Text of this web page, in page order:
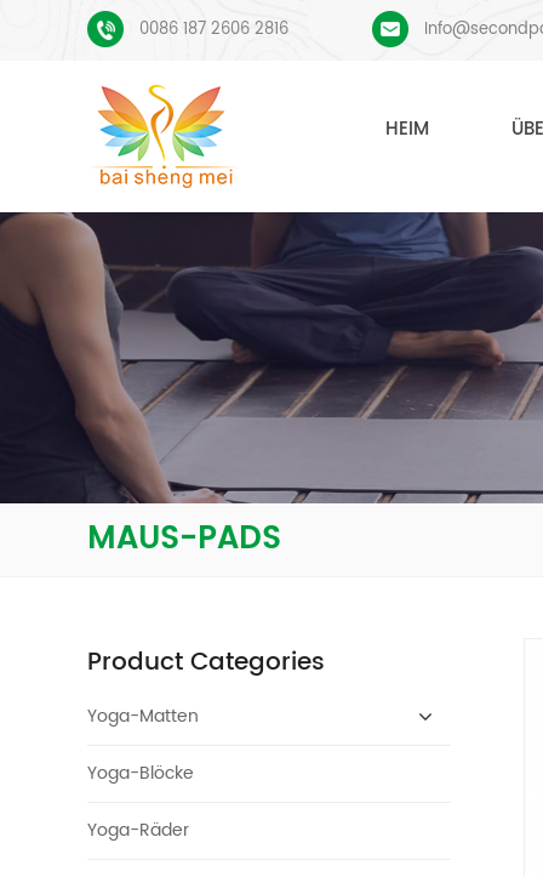
0086 187 2606 2816
HEIM
MAUS-PADS
Product Categories
Yoga-Matten
Yoga-Blöcke
Yoga-Räder